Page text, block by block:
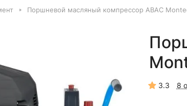
Поршневой масляный компрессор ABAC
3.3 8